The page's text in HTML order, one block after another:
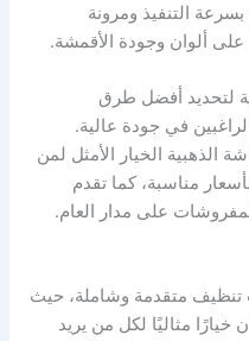
التنفيذ ومرونة
على ألوان وجودة الأقمشة.
لتحديد أفضل طرق
في جودة عالية.
الذهبية الخيار الأمثل لمن
مناسبة، كما تقدم
على مدار العام.
تنظيف متقدمة وشاملة، حيث
مثاليًا لكل من يريد